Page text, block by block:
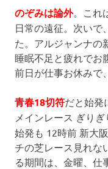
のぞみは論外。これ
日常の遠征。次いで、
た。アルジャンナの
睡眠不足と疲れでお
前日が仕事お休みで
青春18切符だと始発
メインレース ぎりぎ
始発も 12時前 新大
チの芝レース見れな
る期間は、金曜、